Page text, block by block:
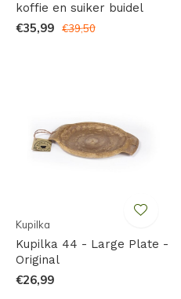
koffie en suiker buidel
€35,99 €39,50
Kupilka
Kupilka 44 - Large Plate -
Original
€26,99